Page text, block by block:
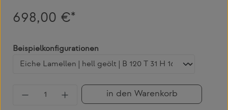
698,00 €*
Beispielkonfigurationen
Produkt Anzahl: Gib den gewünschten
in den Warenkorb